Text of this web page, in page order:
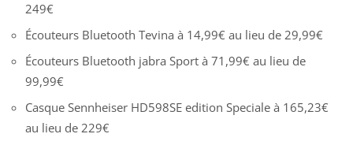
249€
Écouteurs Bluetooth Tevina à 14,99€ au lieu de 29,99€
Écouteurs Bluetooth jabra Sport à 71,99€ au lieu de
99,99€
Casque Sennheiser HD598SE edition Speciale à 165,23€
au lieu de 229€